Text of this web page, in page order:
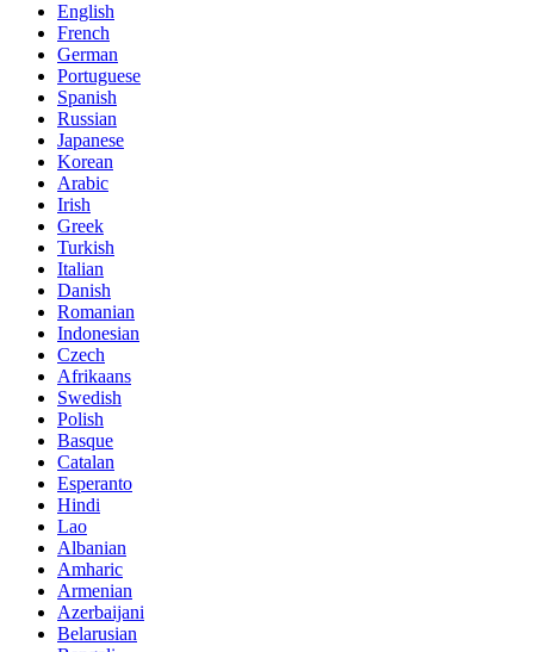
English
French
German
Portuguese
Spanish
Russian
Japanese
Korean
Arabic
Irish
Greek
Turkish
Italian
Danish
Romanian
Indonesian
Czech
Afrikaans
Swedish
Polish
Basque
Catalan
Esperanto
Hindi
Lao
Albanian
Amharic
Armenian
Azerbaijani
Belarusian